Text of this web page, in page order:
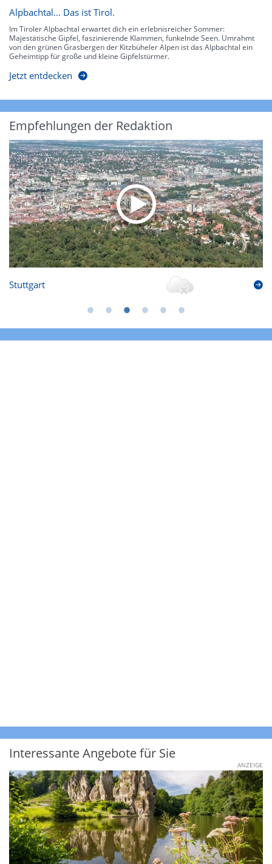
Alpbachtal… Das ist Tirol.
Im Tiroler Alpbachtal erwartet dich ein erlebnisreicher Sommer:
Majestätische Gipfel, faszinierende Klammen, funkelnde Seen. Umrahmt
von den grünen Grasbergen der Kitzbüheler Alpen ist das Alpbachtal ein
Geheimtipp für große und kleine Gipfelstürmer.
Jetzt entdecken
Empfehlungen der Redaktion
Stuttgart
Interessante Angebote für Sie
ANZEIGE